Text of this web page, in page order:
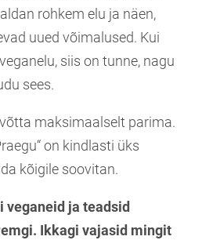
rohkem elu ja näen,
uued võimalused. Kui
siis on tunne, nagu
sees.
maksimaalselt parima.
on kindlasti üks
kõigile soovitan.
ja teadsid
Ikkagi vajasid mingit